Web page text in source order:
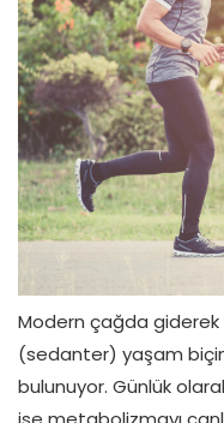
Modern çağda giderek
(sedanter) yaşam
bulunuyor. Günlük